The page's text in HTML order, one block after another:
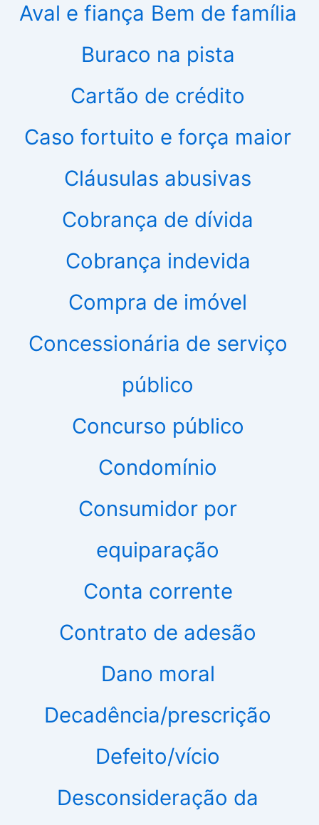
Aval e fiança Bem de família
Buraco na pista
Cartão de crédito
Caso fortuito e força maior
Cláusulas abusivas
Cobrança de dívida
Cobrança indevida
Compra de imóvel
Concessionária de serviço
público
Concurso público
Condomínio
Consumidor por
equiparação
Conta corrente
Contrato de adesão
Dano moral
Decadência/prescrição
Defeito/vício
Desconsideração da